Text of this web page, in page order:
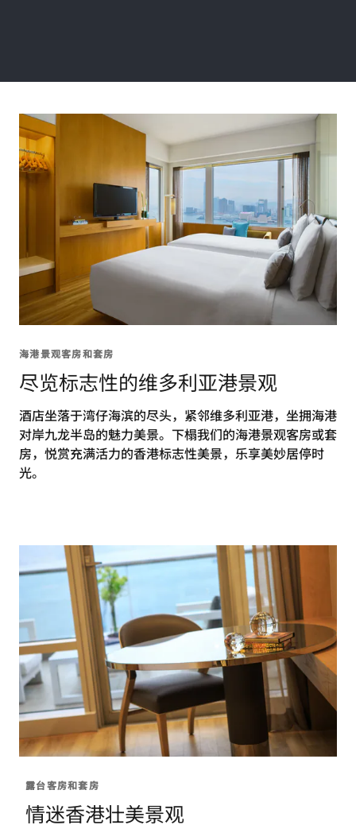
海港景观客房和套房
尽览标志性的维多利亚港景观
酒店坐落于湾仔海滨的尽头，紧邻维多利亚港，坐拥海港
对岸九龙半岛的魅力美景。下榻我们的海港景观客房或套
房，悦赏充满活力的香港标志性美景，乐享美妙居停时
光。
露台客房和套房
情迷香港壮美景观